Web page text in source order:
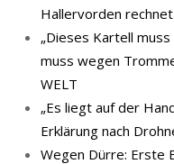
Hallervorden
„Dieses Kartell
muss wegen
WELT
„Es liegt auf der
Erklärung nach
Wegen Dürre: Erste